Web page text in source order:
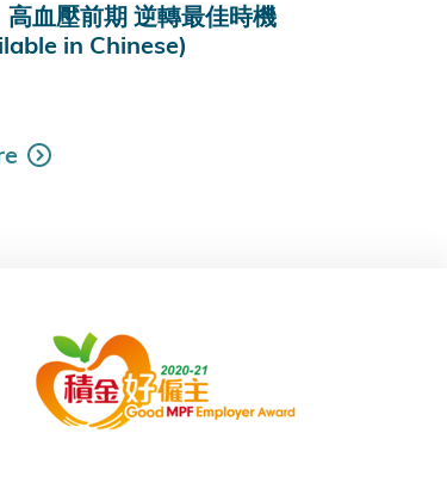
高血壓前期 逆轉最佳時機
in Chinese)